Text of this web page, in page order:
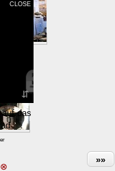
CLOSE
⇵
das
⊗
»»